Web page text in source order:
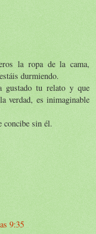
la ropa de la cama,
durmiendo.
gustado tu relato y que
verdad, es inimaginable
concibe sin él.
9:35